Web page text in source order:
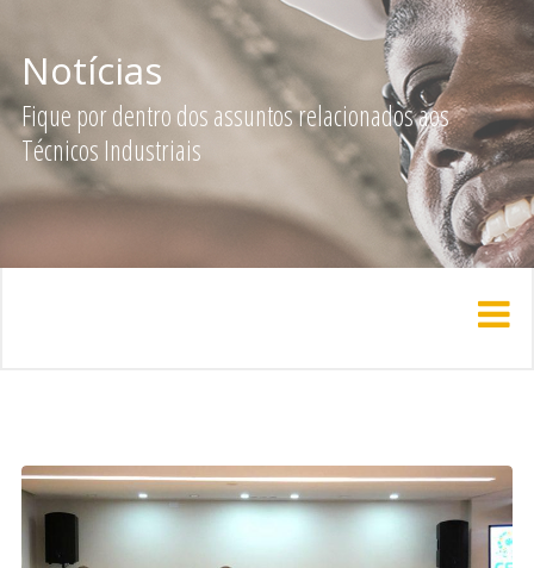
Notícias
Fique por dentro dos assuntos relacionados aos
Técnicos Industriais